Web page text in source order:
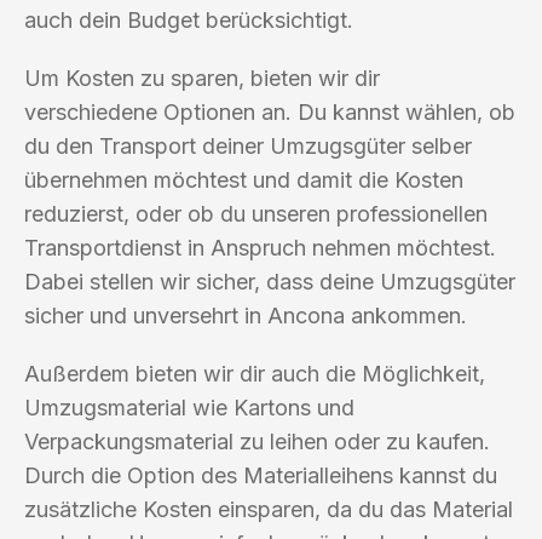
auch dein Budget berücksichtigt.
Um Kosten zu sparen, bieten wir dir
verschiedene Optionen an. Du kannst wählen, ob
du den Transport deiner Umzugsgüter selber
übernehmen möchtest und damit die Kosten
reduzierst, oder ob du unseren professionellen
Transportdienst in Anspruch nehmen möchtest.
Dabei stellen wir sicher, dass deine Umzugsgüter
sicher und unversehrt in Ancona ankommen.
Außerdem bieten wir dir auch die Möglichkeit,
Umzugsmaterial wie Kartons und
Verpackungsmaterial zu leihen oder zu kaufen.
Durch die Option des Materialleihens kannst du
zusätzliche Kosten einsparen, da du das Material